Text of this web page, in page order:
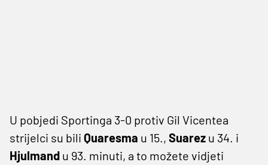
U pobjedi Sportinga 3-0 protiv Gil Vicentea
strijelci su bili Quaresma u 15., Suarez u 34. i
Hjulmand u 93. minuti, a to možete vidjeti